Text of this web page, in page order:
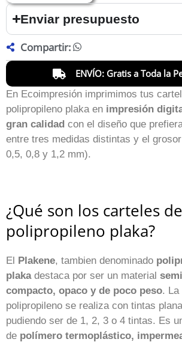
Enviar presupuesto
Compartir:
ENVÍO: Gratis a Toda la
En Ecoimpresión imprimimos tus
polipropileno plaka en impresión
gran calidad con el diseño que
entre tres medidas distintas y el
0,5, 0,8 y 1,2 mm).
¿Qué son los carteles de
polipropileno plaka?
El Plakene, tambien denominado
plakadestaca por ser un material
compacto, opaco y de poco peso. La
polipropileno se realiza con tintas
pudiendo ser de 1, 2, 3 o 4 tintas. Es
de polímero termoplástico,